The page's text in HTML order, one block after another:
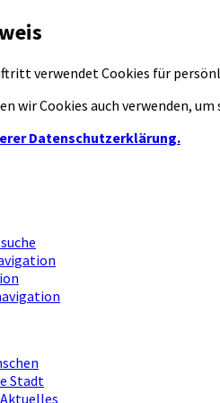
verwendet Cookies für
wir Cookies auch verwenden,
Datenschutzerklärung.
Stadt
Aktuelles